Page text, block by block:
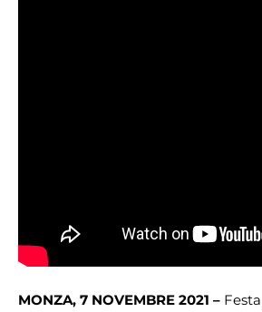
MONZA, 7 NOVEMBRE 2021 –